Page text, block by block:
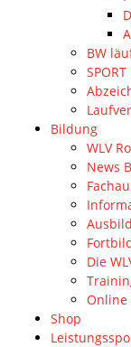
BW
Bildung
WLV
News
Die
Online
Shop